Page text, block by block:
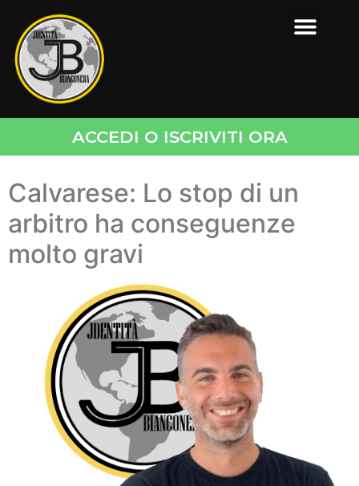
ACCEDI O ISCRIVITI ORA
Calvarese: Lo stop di un
arbitro ha conseguenze
molto gravi